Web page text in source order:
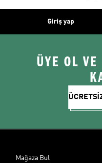
Giriş yap
ÜYE OL
Mağaza Bul